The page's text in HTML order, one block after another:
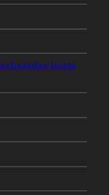
hasta